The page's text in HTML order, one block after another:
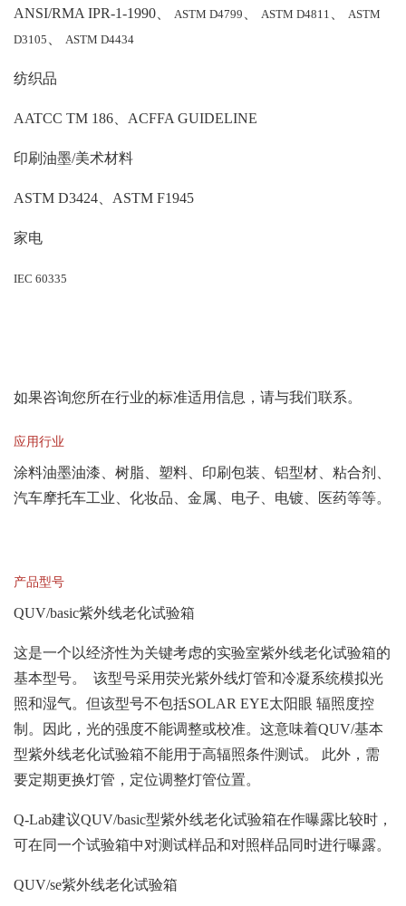
ANSI/RMA IPR-1-1990、 ASTM D4799 ASTM D4811
ASTM
D3105
ASTM D4434
纺织品
AATCC TM 186、ACFFA GUIDELINE
印刷油墨/美术材料
ASTM D3424、ASTM F1945
家电
IEC 60335
如果咨询您所在行业的标准适用信息，请与我们联系。
应用行业
涂料油墨油漆、树脂、塑料、印刷包装、铝型材、粘合剂、
汽车摩托车工业、化妆品、金属、电子、电镀、医药等等。
产品型号
QUV/basic紫外线老化试验箱
这是一个以经济性为关键考虑的实验室紫外线老化试验箱的
基本型号。 该型号采用荧光紫外线灯管和冷凝系统模拟光
照和湿气。但该型号不包括SOLAR EYE太阳眼 辐照度控
制。因此，光的强度不能调整或校准。这意味着QUV/基本
型紫外线老化试验箱不能用于高辐照条件测试。 此外，需
要定期更换灯管，定位调整灯管位置。
Q-Lab建议QUV/basic型紫外线老化试验箱在作曝露比较时，
可在同一个试验箱中对测试样品和对照样品同时进行曝露。
QUV/se紫外线老化试验箱